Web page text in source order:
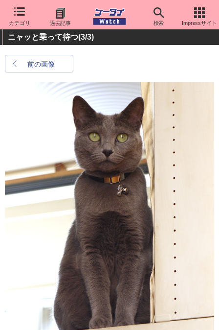
カテゴリ 過去記事 検索 Impressサイト
ニャッと乗って待つ(3/3)
前の画像